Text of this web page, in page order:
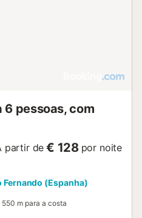
6 pessoas, com
partir de € 128 por noite
Fernando (Espanha)
550 m para a costa